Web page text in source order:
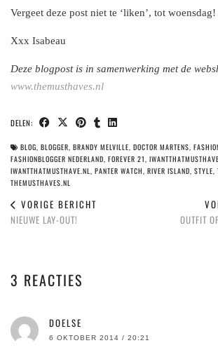
Vergeet deze post niet te ‘liken’, tot woensdag!
Xxx Isabeau
Deze blogpost is in samenwerking met de
www.themusthaves.nl
DELEN:
BLOG, BLOGGER, BRANDY MELVILLE, DOCTOR MARTENS,
FASHIONBLOGGER NEDERLAND, FOREVER 21, IWANTTHATMUSTHAVE
IWANTTHATMUSTHAVE.NL, PANTER WATCH, RIVER ISLAND, STYLE,
THEMUSTHAVES.NL
VORIGE BERICHT
NIEUWE LAY-OUT!
OUTFIT
3 REACTIES
DOELSE
6 OKTOBER 2014 / 20:21